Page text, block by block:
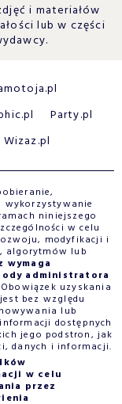
i materiałów
lub w części
Party.pl
Wizaz.pl
niniejszego
w celu
modyfikacji i
algorytmów lub
administratora
Obowiązek uzyskania
bez względu
lub
dostępnych
jego podstron, jak
danych i informacji.
w celu
przez